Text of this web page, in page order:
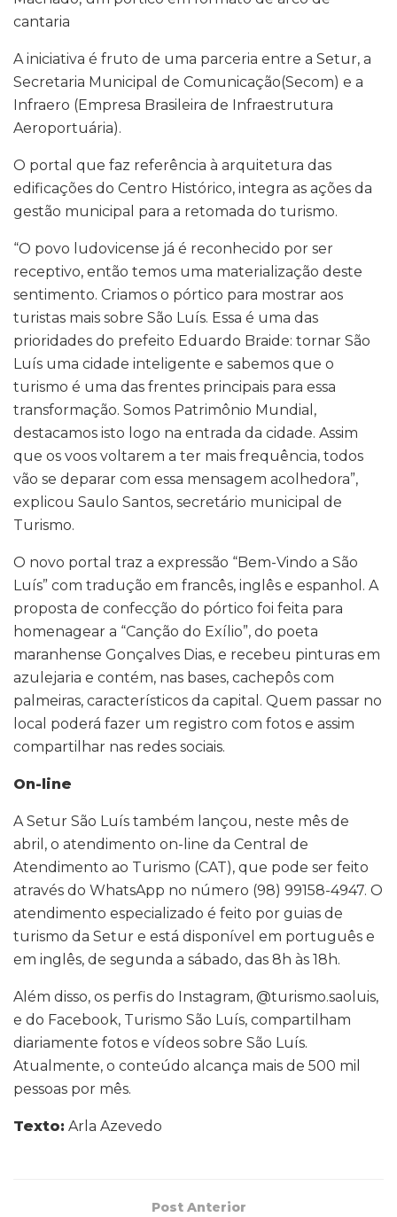
cantaria
A iniciativa é fruto de uma parceria entre a Setur, a
Secretaria Municipal de Comunicação(Secom) e a
Infraero (Empresa Brasileira de Infraestrutura
Aeroportuária).
O portal que faz referência à arquitetura das
edificações do Centro Histórico, integra as ações da
gestão municipal para a retomada do turismo.
“O povo ludovicense já é reconhecido por ser
receptivo, então temos uma materialização deste
sentimento. Criamos o pórtico para mostrar aos
turistas mais sobre São Luís. Essa é uma das
prioridades do prefeito Eduardo Braide: tornar São
Luís uma cidade inteligente e sabemos que o
turismo é uma das frentes principais para essa
transformação. Somos Patrimônio Mundial,
destacamos isto logo na entrada da cidade. Assim
que os voos voltarem a ter mais frequência, todos
vão se deparar com essa mensagem acolhedora”,
explicou Saulo Santos, secretário municipal de
Turismo.
O novo portal traz a expressão “Bem-Vindo a São
Luís” com tradução em francês, inglês e espanhol. A
proposta de confecção do pórtico foi feita para
homenagear a “Canção do Exílio”, do poeta
maranhense Gonçalves Dias, e recebeu pinturas em
azulejaria e contém, nas bases, cachepôs com
palmeiras, característicos da capital. Quem passar no
local poderá fazer um registro com fotos e assim
compartilhar nas redes sociais.
On-line
A Setur São Luís também lançou, neste mês de
abril, o atendimento on-line da Central de
Atendimento ao Turismo (CAT), que pode ser feito
através do WhatsApp no número (98) 99158-4947. O
atendimento especializado é feito por guias de
turismo da Setur e está disponível em português e
em inglês, de segunda a sábado, das 8h às 18h.
Além disso, os perfis do Instagram, @turismo.saoluis,
e do Facebook, Turismo São Luís, compartilham
diariamente fotos e vídeos sobre São Luís.
Atualmente, o conteúdo alcança mais de 500 mil
pessoas por mês.
Texto: Arla Azevedo
Post Anterior